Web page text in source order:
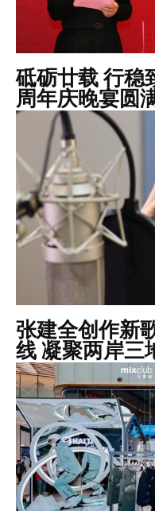
砥砺廿载 行稳
周年庆晚宴圆
张建全创作新
线 凝聚两岸三